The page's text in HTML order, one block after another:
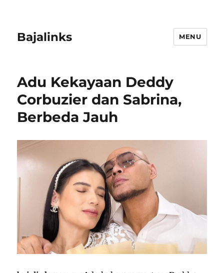
Bajalinks MENU
Adu Kekayaan Deddy
Corbuzier dan Sabrina,
Berbeda Jauh